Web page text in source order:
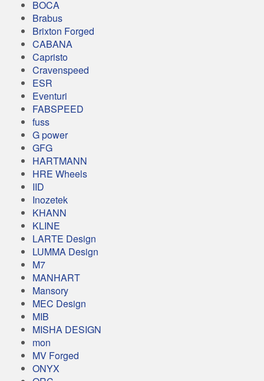
BOCA
Brabus
Brixton Forged
CABANA
Capristo
Cravenspeed
ESR
Eventuri
FABSPEED
fuss
G power
GFG
HARTMANN
HRE Wheels
IID
Inozetek
KHANN
KLINE
LARTE Design
LUMMA Design
M7
MANHART
Mansory
MEC Design
MIB
MISHA DESIGN
mon
MV Forged
ONYX